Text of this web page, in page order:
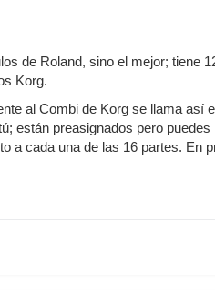
de Roland, sino el mejor; tiene
Korg.
al Combi de Korg se llama así
están preasignados pero
a cada una de las 16 partes. En